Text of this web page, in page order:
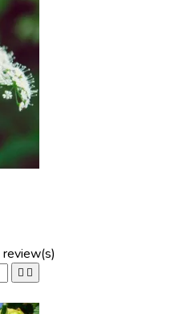
review(s)
 